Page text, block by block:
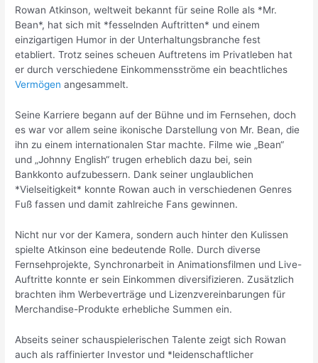
Rowan Atkinson, weltweit bekannt für seine Rolle als *Mr.
Bean*, hat sich mit *fesselnden Auftritten* und einem
einzigartigen Humor in der Unterhaltungsbranche fest
etabliert. Trotz seines scheuen Auftretens im Privatleben hat
er durch verschiedene Einkommensströme ein beachtliches
Vermögen angesammelt.
Seine Karriere begann auf der Bühne und im Fernsehen, doch
es war vor allem seine ikonische Darstellung von Mr. Bean, die
ihn zu einem internationalen Star machte. Filme wie „Bean“
und „Johnny English“ trugen erheblich dazu bei, sein
Bankkonto aufzubessern. Dank seiner unglaublichen
*Vielseitigkeit* konnte Rowan auch in verschiedenen Genres
Fuß fassen und damit zahlreiche Fans gewinnen.
Nicht nur vor der Kamera, sondern auch hinter den Kulissen
spielte Atkinson eine bedeutende Rolle. Durch diverse
Fernsehprojekte, Synchronarbeit in Animationsfilmen und Live-
Auftritte konnte er sein Einkommen diversifizieren. Zusätzlich
brachten ihm Werbeverträge und Lizenzvereinbarungen für
Merchandise-Produkte erhebliche Summen ein.
Abseits seiner schauspielerischen Talente zeigt sich Rowan
auch als raffinierter Investor und *leidenschaftlicher